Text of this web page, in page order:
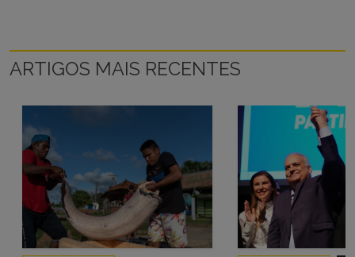
ARTIGOS MAIS RECENTES